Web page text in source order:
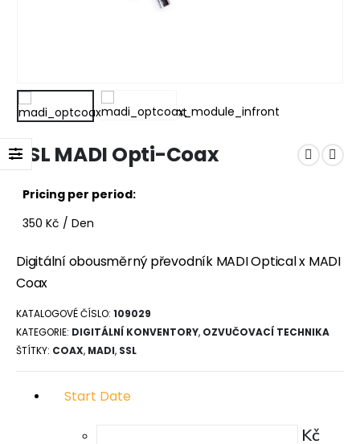
SSL MADI Opti-Coax
Pricing per period:
350 Kč / Den
Digitální obousměrný převodník MADI Optical x MADI
Coax
KATALOGOVÉ ČÍSLO: 109029
KATEGORIE: DIGITÁLNÍ KONVENTORY, OZVUČOVACÍ TECHNIKA
ŠTÍTKY: COAX, MADI, SSL
Start Date
Kč